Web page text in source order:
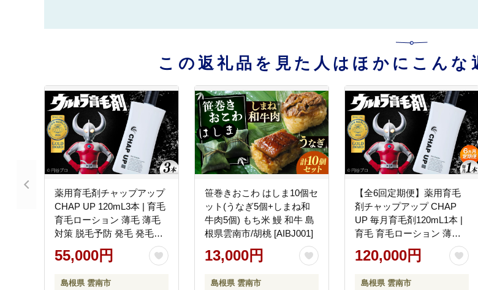
この返礼品を見た人はほかにこんな
薬用育毛剤チャップアップ
CHAP UP 120mL3本 | 育毛
育毛ローション 薄毛 薄毛
対策 脱毛予防 発毛 発毛促
進 男性 島根県雲南市/株式
会社ソーシャルテック
55,000円
島根県 雲南市
笹巻きおこわ はしま10個セ
ット(うなぎ5個+しまね和
牛肉5個) もち米 鰻 和牛 島
根県雲南市/胡桃 [AIBJ001]
13,000円
島根県 雲南市
【全6回定期便】薬用育毛
剤チャップアップ CHAP
UP 毎月育毛剤120mL1本 |
育毛 育毛ローション 薄毛
薄毛対策 脱毛予防 発毛 発
毛促進効果 男性 島根県雲
ック [AIDV004]
120,000円
島根県 雲南市